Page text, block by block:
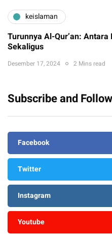
keislaman
Turunnya Al-Qur’an:
Sekaligus
Desember 17, 2024 2 Mins read
Subscribe and Follow
Facebook
Twitter
Instagram
Youtube